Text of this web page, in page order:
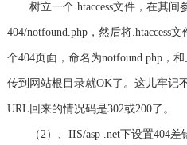
树立一个.htaccess文件，在其间
404/notfound.php，然后将.htaccess
个404页面，命名为notfound.php，
传到网站根目录就OK了。这儿牢记
URL回来的情况码是302或200了。
（2）、IIS/asp .net下设置404差